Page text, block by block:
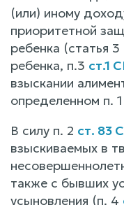
(или) иному
приоритетной
ребенка (статья
ребенка, п.3 ст.1
взыскании
определенном п. 1
В силу п. 2 ст. 83
взыскиваемых в
также с бывших
усыновления (п. 4